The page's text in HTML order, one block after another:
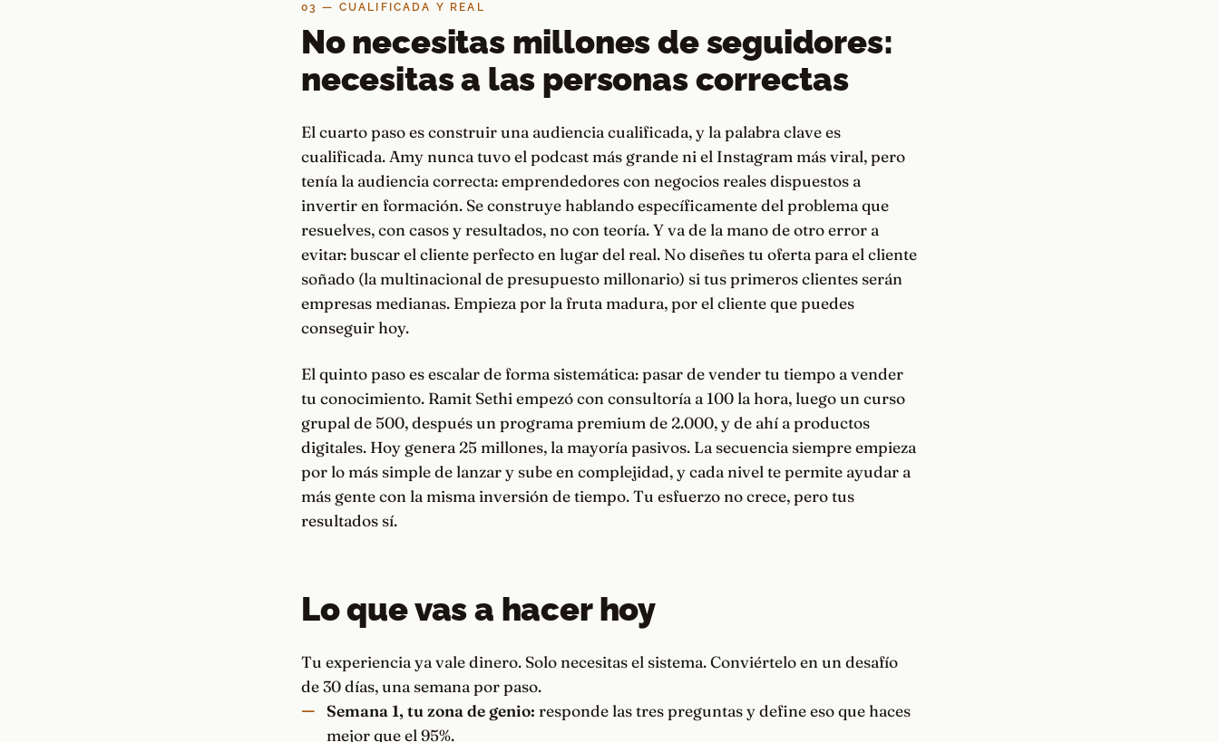
03 — CUALIFICADA Y REAL
No necesitas millones de seguidores:
necesitas a las personas correctas
El cuarto paso es construir una audiencia cualificada, y la palabra clave es
cualificada. Amy nunca tuvo el podcast más grande ni el Instagram más viral, pero
tenía la audiencia correcta: emprendedores con negocios reales dispuestos a
invertir en formación. Se construye hablando específicamente del problema que
resuelves, con casos y resultados, no con teoría. Y va de la mano de otro error a
evitar: buscar el cliente perfecto en lugar del real. No diseñes tu oferta para el cliente
soñado (la multinacional de presupuesto millonario) si tus primeros clientes serán
empresas medianas. Empieza por la fruta madura, por el cliente que puedes
conseguir hoy.
El quinto paso es escalar de forma sistemática: pasar de vender tu tiempo a vender
tu conocimiento. Ramit Sethi empezó con consultoría a 100 la hora, luego un curso
grupal de 500, después un programa premium de 2.000, y de ahí a productos
digitales. Hoy genera 25 millones, la mayoría pasivos. La secuencia siempre empieza
por lo más simple de lanzar y sube en complejidad, y cada nivel te permite ayudar a
más gente con la misma inversión de tiempo. Tu esfuerzo no crece, pero tus
resultados sí.
Lo que vas a hacer hoy
Tu experiencia ya vale dinero. Solo necesitas el sistema. Conviértelo en un desafío
de 30 días, una semana por paso.
Semana 1, tu zona de genio: responde las tres preguntas y define eso que haces
mejor que el 95%.